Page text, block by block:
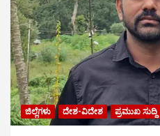
ಜಿಲ್ಲೆಗಳು ದೇಶ-ವಿದೇಶ ಪ್ರಮುಖ ಸುದ್ದಿ